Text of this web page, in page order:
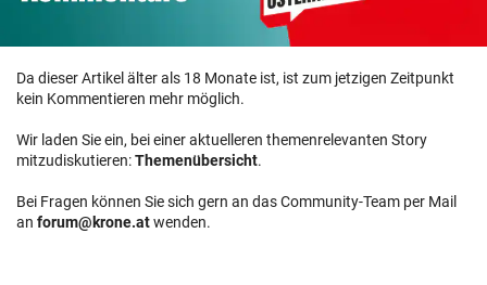
Da dieser Artikel älter als 18 Monate ist, ist zum jetzigen Zeitpunkt
kein Kommentieren mehr möglich.
Wir laden Sie ein, bei einer aktuelleren themenrelevanten Story
mitzudiskutieren:Themenübersicht.
Bei Fragen können Sie sich gern an das Community-Team per Mail
an forum@krone.atwenden.